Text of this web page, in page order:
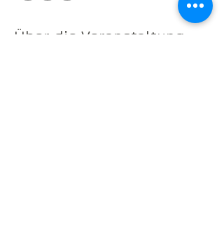
Über die Veranstaltung